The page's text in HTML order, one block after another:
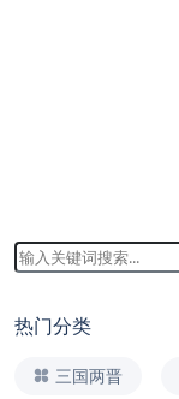
热门分类
三国两晋